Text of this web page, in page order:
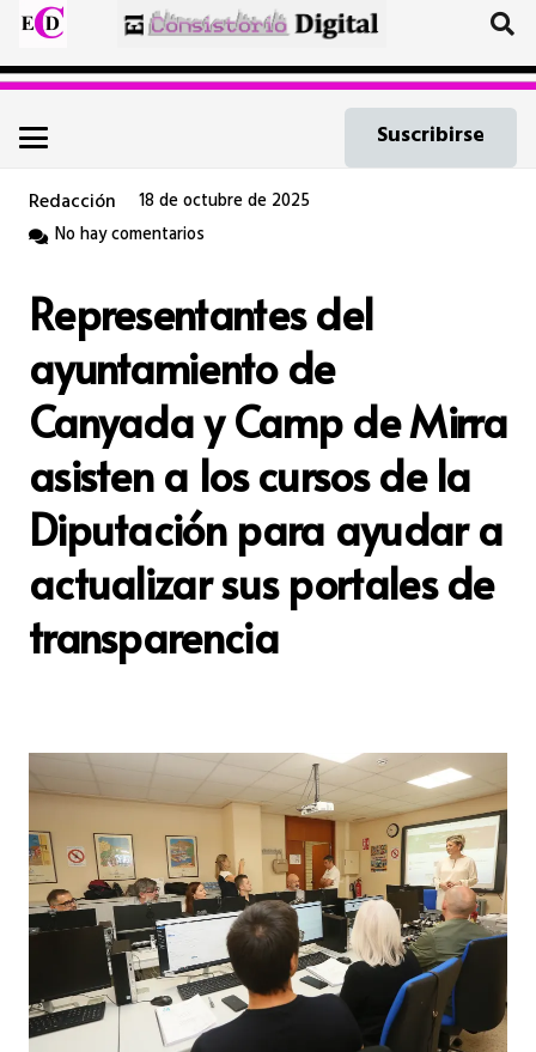
Suscribirse
Redacción
18 de octubre de 2025
No hay comentarios
Representantes del
ayuntamiento de
Canyada y Camp de Mirra
asisten a los cursos de la
Diputación para ayudar a
actualizar sus portales de
transparencia